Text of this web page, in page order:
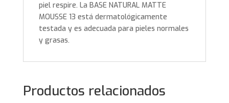
piel respire. La BASE NATURAL MATTE
MOUSSE 13 está dermatológicamente
testada y es adecuada para pieles normales
y grasas.
Productos relacionados